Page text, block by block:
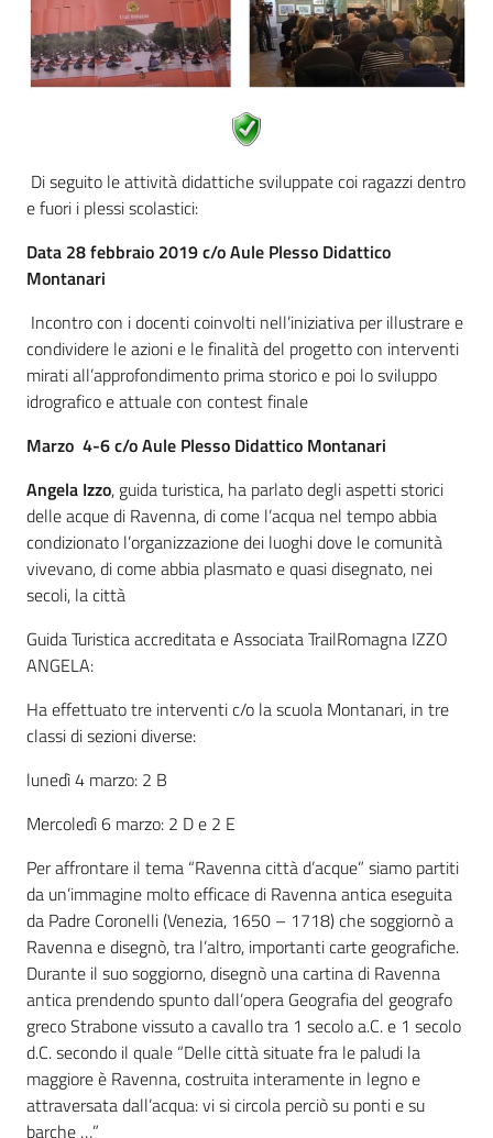
Di seguito le attività didattiche sviluppate coi ragazzi dentro
e fuori i plessi scolastici:
Data 28 febbraio 2019 c/o Aule Plesso Didattico
Montanari
Incontro con i docenti coinvolti nell’iniziativa per illustrare e
condividere le azioni e le finalità del progetto con interventi
mirati all’approfondimento prima storico e poi lo sviluppo
idrografico e attuale con contest finale
Marzo 4-6 c/o Aule Plesso Didattico Montanari
Angela Izzo, guida turistica, ha parlato degli aspetti storici
delle acque di Ravenna, di come l’acqua nel tempo abbia
condizionato l’organizzazione dei luoghi dove le comunità
vivevano, di come abbia plasmato e quasi disegnato, nei
secoli, la città
Guida Turistica accreditata e Associata TrailRomagna IZZO
ANGELA:
Ha effettuato tre interventi c/o la scuola Montanari, in tre
classi di sezioni diverse:
lunedì 4 marzo: 2 B
Mercoledì 6 marzo: 2 D e 2 E
Per affrontare il tema “Ravenna città d’acque” siamo partiti
da un’immagine molto efficace di Ravenna antica eseguita
da Padre Coronelli (Venezia, 1650 – 1718) che soggiornò a
Ravenna e disegnò, tra l’altro, importanti carte geografiche.
Durante il suo soggiorno, disegnò una cartina di Ravenna
antica prendendo spunto dall’opera Geografia del geografo
greco Strabone vissuto a cavallo tra 1 secolo a.C. e 1 secolo
d.C. secondo il quale “Delle città situate fra le paludi la
maggiore è Ravenna, costruita interamente in legno e
attraversata dall’acqua: vi si circola perciò su ponti e su
barche …”